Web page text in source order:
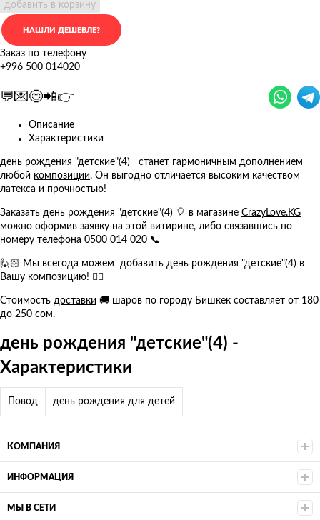
добавить в корзину
Заказ по телефону
+996 500 014020
💬💌😊📲👉
Описание
Характеристики
день рождения "детские"(4) станет гармоничным дополнением
любой композиции. Он выгодно отличается высоким качеством
латекса и прочностью!
Заказать день рождения "детские"(4) 🎈 в магазине CrazyLove.KG
можно оформив заявку на этой витирине, либо связавшись по
номеру телефона 0500 014 020 📞
🙋🏻 Мы всегода можем добавить день рождения "детские"(4) в
Вашу композицию! 👍🏻
Стоимость доставки 🚚 шаров по городу Бишкек составляет от 180
до 250 сом.
день рождения "детские"(4) -
Характеристики
Повод день рождения для детей
КОМПАНИЯ
ИНФОРМАЦИЯ
МЫ В СЕТИ